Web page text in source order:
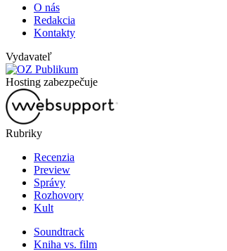
O nás
Redakcia
Kontakty
Vydavateľ
Hosting zabezpečuje
Rubriky
Recenzia
Preview
Správy
Rozhovory
Kult
Soundtrack
Kniha vs. film